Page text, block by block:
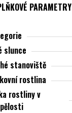
PARAMETRY
slunce
stanoviště
rostlina
rostliny v